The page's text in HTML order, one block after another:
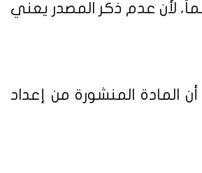
لأن عدم ذكر المصدر يعني
المادة المنشورة من إعداد